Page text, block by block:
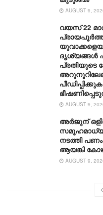
AUGUST 9,
വയസ് 22
ദൃശ്യങ്ങൾ
പ്രതിയുടെ
AUGUST 9,
അർജുന്
നടത്തി
ആയങ്കി
AUGUST 9,